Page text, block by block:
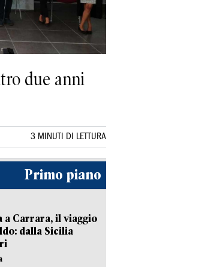
due anni
3 MINUTI DI LETTURA
Primo piano
a Carrara, il viaggio
dalla Sicilia